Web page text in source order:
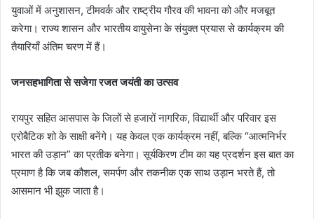
युवाओं में अनुशासन, टीमवर्क और राष्ट्रीय गौरव की भावना को और मजबूत
करेगा। राज्य शासन और भारतीय वायुसेना के संयुक्त प्रयास से कार्यक्रम की
तैयारियाँ अंतिम चरण में हैं।
जनसहभागिता से सजेगा रजत जयंती का उत्सव
रायपुर सहित आसपास के जिलों से हजारों नागरिक, विद्यार्थी और परिवार इस
एरोबैटिक शो के साक्षी बनेंगे। यह केवल एक कार्यक्रम नहीं, बल्कि “आत्मनिर्भर
भारत की उड़ान” का प्रतीक बनेगा। सूर्यकिरण टीम का यह प्रदर्शन इस बात का
प्रमाण है कि जब कौशल, समर्पण और तकनीक एक साथ उड़ान भरते हैं, तो
आसमान भी झुक जाता है।